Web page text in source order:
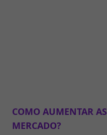
COMO AUMENTAR
MERCADO?